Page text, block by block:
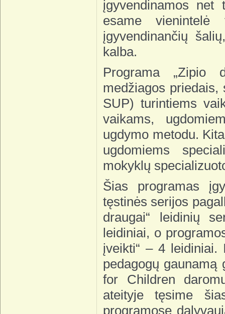
įgyvendinamos
esame vienintelė
įgyvendinančių
kalba.
Programa „Zipio
medžiagos
SUP) turintiems
vaikams,
ugdymo metodu.
ugdomiems
mokyklų
Šias programas
tęstinės serijos
draugai“ leidinių
leidiniai, o
įveikti“ – 4
pedagogų
for Children
ateityje tęsime
programose